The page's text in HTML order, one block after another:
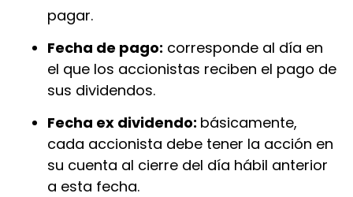
pagar.
Fecha de pago: corresponde al día en
el que los accionistas reciben el pago de
sus dividendos.
Fecha ex dividendo: básicamente,
cada accionista debe tener la acción en
su cuenta al cierre del día hábil anterior
a esta fecha.